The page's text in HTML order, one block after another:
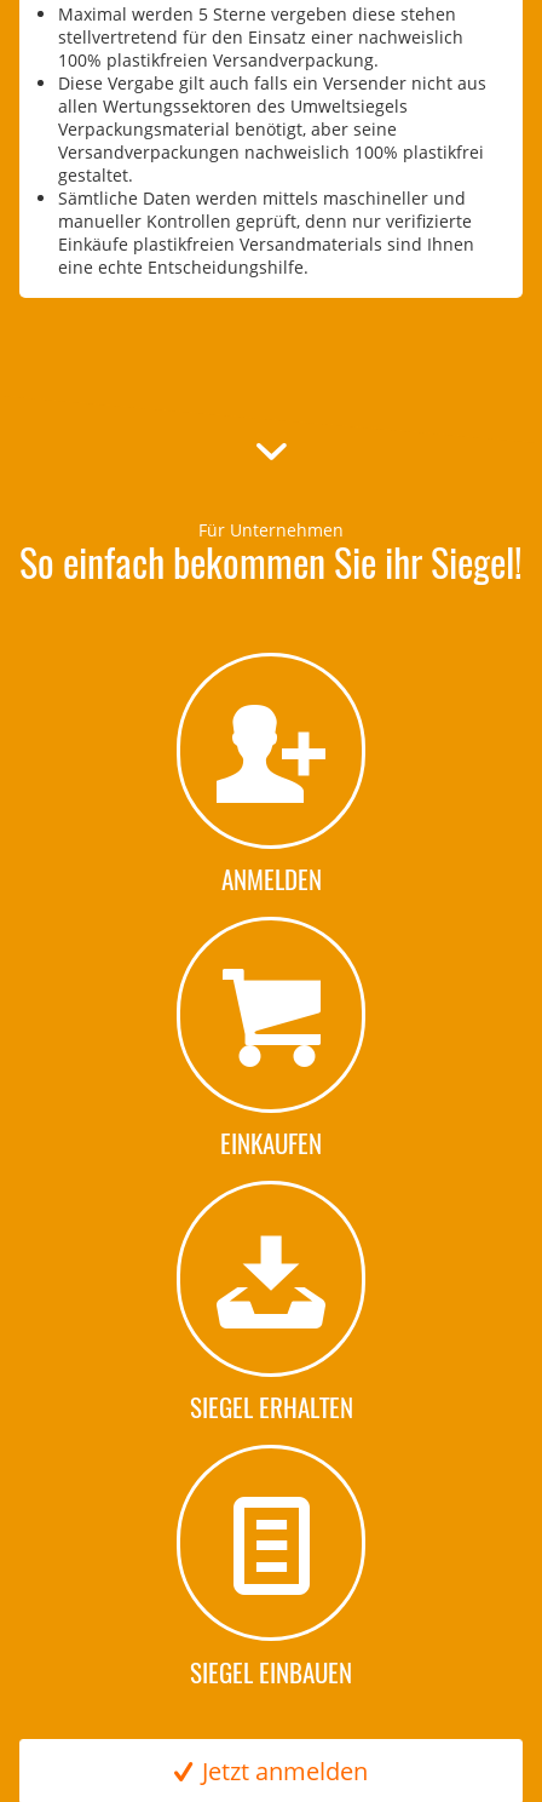
Maximal werden 5 Sterne vergeben diese stehen
stellvertretend für den Einsatz einer nachweislich
100% plastikfreien Versandverpackung.
Diese Vergabe gilt auch falls ein Versender nicht aus
allen Wertungssektoren des Umweltsiegels
Verpackungsmaterial benötigt, aber seine
Versandverpackungen nachweislich 100% plastikfrei
gestaltet.
Sämtliche Daten werden mittels maschineller und
manueller Kontrollen geprüft, denn nur verifizierte
Einkäufe plastikfreien Versandmaterials sind Ihnen
eine echte Entscheidungshilfe.
Für Unternehmen
So einfach bekommen Sie ihr Siegel!
ANMELDEN
EINKAUFEN
SIEGEL ERHALTEN
SIEGEL EINBAUEN
Jetzt anmelden